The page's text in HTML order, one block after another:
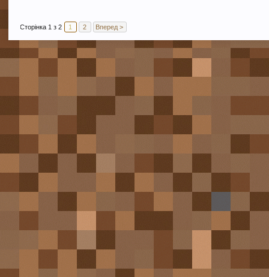
Сторінка 1 з 2 1 2 Вперед >